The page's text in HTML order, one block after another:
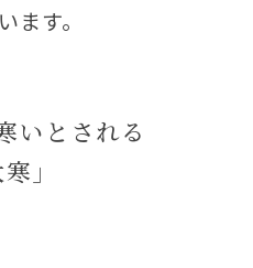
ます。
いとされる
」